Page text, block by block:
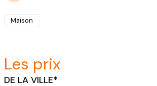
Maison
les prix
DE LA VILLE*